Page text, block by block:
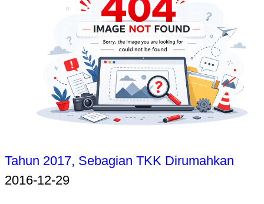
Tahun 2017, Sebagian TKK Dirumahkan
2016-12-29